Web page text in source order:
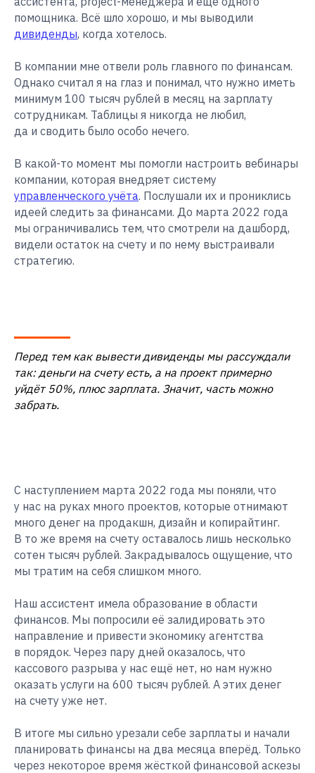
помощника. Всё шло хорошо, и мы выводили
дивиденды, когда хотелось.
В компании мне отвели роль главного по финансам.
Однако считал я на глаз и понимал, что нужно иметь
минимум 100 тысяч рублей в месяц на зарплату
сотрудникам. Таблицы я никогда не любил,
да и сводить было особо нечего.
В какой-то момент мы помогли настроить вебинары
компании, которая внедряет систему
управленческого учёта. Послушали их и прониклись
идеей следить за финансами. До марта 2022 года
мы ограничивались тем, что смотрели на дашборд,
видели остаток на счету и по нему выстраивали
стратегию.
Перед тем как вывести дивиденды мы рассуждали
так: деньги на счету есть, а на проект примерно
уйдёт 50%, плюс зарплата. Значит, часть можно
забрать.
С наступлением марта 2022 года мы поняли, что
у нас на руках много проектов, которые отнимают
много денег на продакшн, дизайн и копирайтинг.
В то же время на счету оставалось лишь несколько
сотен тысяч рублей. Закрадывалось ощущение, что
мы тратим на себя слишком много.
Наш ассистент имела образование в области
финансов. Мы попросили её залидировать это
направление и привести экономику агентства
в порядок. Через пару дней оказалось, что
кассового разрыва у нас ещё нет, но нам нужно
оказать услуги на 600 тысяч рублей. А этих денег
на счету уже нет.
В итоге мы сильно урезали себе зарплаты и начали
планировать финансы на два месяца вперёд. Только
через некоторое время жёсткой финансовой аскезы